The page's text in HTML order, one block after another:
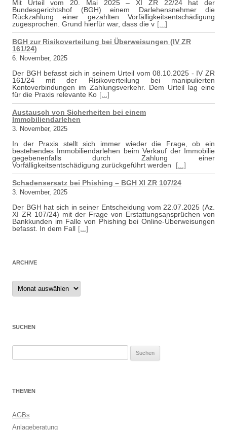
Mit Urteil vom 20. Mai 2025 – XI ZR 22/24 hat der
Bundesgerichtshof (BGH) einem Darlehensnehmer die
Rückzahlung einer gezahlten Vorfälligkeitsentschädigung
zugesprochen. Grund hierfür war, dass die v [...]
BGH zur Risikoverteilung bei Überweisungen (IV ZR
161/24)
6. November, 2025
Der BGH befasst sich in seinem Urteil vom 08.10.2025 - IV ZR
161/24 mit der Risikoverteilung bei manipulierten
Kontoverbindungen im Zahlungsverkehr. Dem Urteil lag eine
für die Praxis relevante Ko [...]
Austausch von Sicherheiten bei einem
Immobiliendarlehen
3. November, 2025
In der Praxis stellt sich immer wieder die Frage, ob ein
bestehendes Immobiliendarlehen beim Verkauf der Immobilie
gegebenenfalls durch Zahlung einer
Vorfälligkeitsentschädigung zurückgeführt werden
[...]
Schadensersatz bei Phishing – BGH XI ZR 107/24
3. November, 2025
Der BGH hat sich in seiner Entscheidung vom 22.07.2025 (Az.
XI ZR 107/24) mit der Frage von Erstattungsansprüchen von
Bankkunden im Falle von Phishing bei Online-Überweisungen
befasst. In dem Fall [...]
ARCHIVE
Archive
SUCHEN
THEMEN
AGBs
Anlageberatung